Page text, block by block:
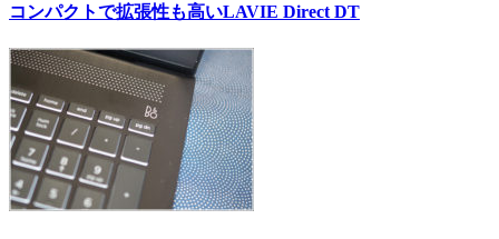
コンパクトで拡張性も高いLAVIE Direct DT